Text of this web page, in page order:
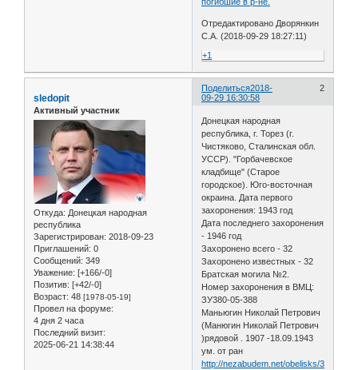
Отредактировано Дворянкин
С.А. (2018-09-29 18:27:11)
+1
Поделиться 2
2018-
09-29 16:30:58
sledopit
Активный участник
Откуда: Донецкая народная
республика
Зарегистрирован: 2018-09-23
Приглашений: 0
Сообщений: 349
Уважение: [+166/-0]
Позитив: [+42/-0]
Возраст: 48 [1978-05-19]
Провел на форуме:
4 дня 2 часа
Последний визит:
2025-06-21 14:38:44
Донецкая народная
республика, г. Торез (г.
Чистяково, Сталинская обл.
УССР). "Горбачевское
кладбище" (Старое
городское). Юго-восточная
окраина. Дата первого
захоронения: 1943 год
Дата последнего захоронения
- 1946 год
Захоронено всего - 32
Захоронено известных - 32
Братская могила №2.
Номер захоронения в ВМЦ:
ЗУ380-05-388
Маньюгин Николай Петрович
(Манюгин Николай Петрович
)рядовой . 1907 -18.09.1943
ум. от ран
http://nezabudem.net/obelisks/3389